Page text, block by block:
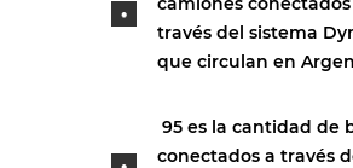
través del sistema
que circulan en
95 es la cantidad de
conectados a través